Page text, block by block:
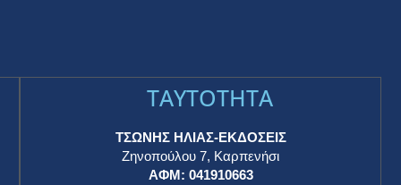
TAYTOTHTA
ΤΣΩΝΗΣ ΗΛΙΑΣ-ΕΚΔΟΣΕΙΣ
Ζηνοπούλου 7, Καρπενήσι
ΑΦΜ: 041910663